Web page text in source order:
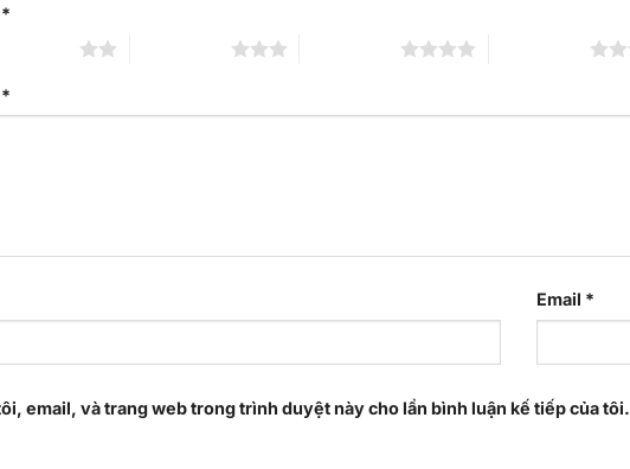
*
*
Email *
email, và trang web trong trình duyệt này cho lần bình luận kế tiếp của tôi.